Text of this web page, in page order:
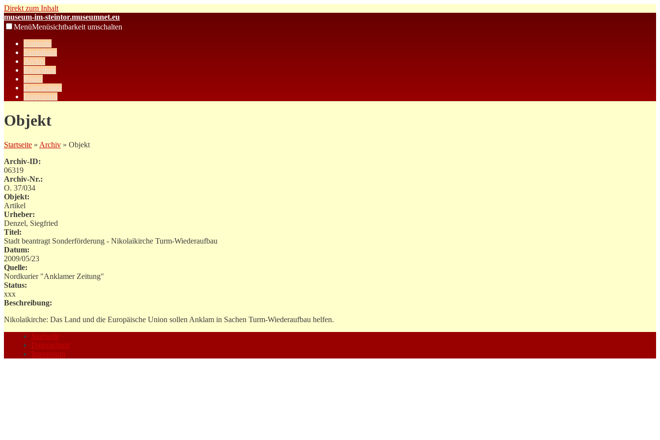
Direkt zum Inhalt
museum-im-steintor.museumnet.eu
MenüMenüsichtbarkeit umschalten
Startseite
Sammlung
Archiv
Bibliothek
Bilder
Datenschutz
Impressum
Objekt
Startseite » Archiv » Objekt
Archiv-ID:
06319
Archiv-Nr.:
O. 37/034
Objekt:
Artikel
Urheber:
Denzel, Siegfried
Titel:
Stadt beantragt Sonderförderung - Nikolaikirche Turm-Wiederaufbau
Datum:
2009/05/23
Quelle:
Nordkurier "Anklamer Zeitung"
Status:
xxx
Beschreibung:
Nikolaikirche: Das Land und die Europäische Union sollen Anklam in Sachen Turm-Wiederaufbau helfen.
Startseite
Datenschutz
Impressum